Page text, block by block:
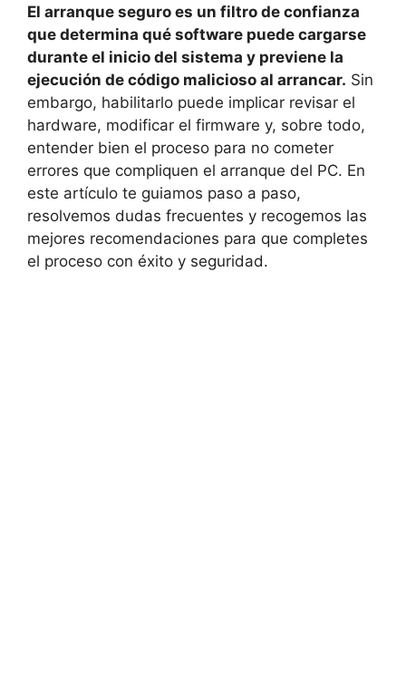
El arranque seguro es un filtro de confianza
que determina qué software puede cargarse
durante el inicio del sistema y previene la
ejecución de código malicioso al arrancar. Sin
embargo, habilitarlo puede implicar revisar el
hardware, modificar el firmware y, sobre todo,
entender bien el proceso para no cometer
errores que compliquen el arranque del PC. En
este artículo te guiamos paso a paso,
resolvemos dudas frecuentes y recogemos las
mejores recomendaciones para que completes
el proceso con éxito y seguridad.